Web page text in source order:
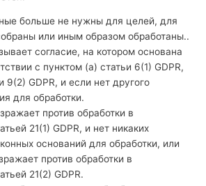
больше не нужны для целей, для
или иным образом обработаны..
согласие, на котором основана
с пунктом (а) статьи 6(1) GDPR,
9(2) GDPR, и если нет другого
для обработки.
против обработки в
21(1) GDPR, и нет никаких
оснований для обработки, или
против обработки в
21(2) GDPR.